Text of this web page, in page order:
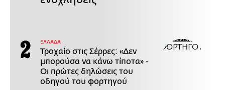
ΕΛΛΑΔΑ
Τροχαίο στις Σέρρες: «Δεν
μπορούσα να κάνω τίποτα» -
Οι πρώτες δηλώσεις του
οδηγού του φορτηγού